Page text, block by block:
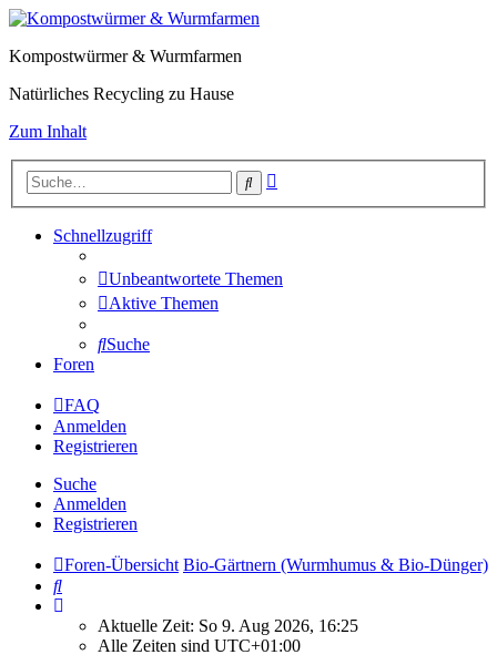
Kompostwürmer & Wurmfarmen
Natürliches Recycling zu Hause
Zum Inhalt
Suche
Schnellzugriff
Unbeantwortete Themen
Aktive Themen
Suche
Foren
FAQ
Anmelden
Registrieren
Suche
Anmelden
Registrieren
Foren-Übersicht Bio-Gärtnern (Wurmhumus & Bio-Dünger)
Suche
Aktuelle Zeit: So 9. Aug 2026, 16:25
Alle Zeiten sind UTC+01:00